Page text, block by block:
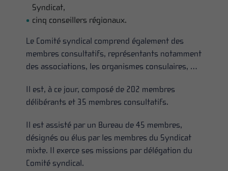
Syndicat,
cinq conseillers régionaux.
Le Comité syndical comprend également des
membres consultatifs, représentants notamment
des associations, les organismes consulaires, …
Il est, à ce jour, composé de 202 membres
délibérants et 35 membres consultatifs.
Il est assisté par un Bureau de 45 membres,
désignés ou élus par les membres du Syndicat
mixte. Il exerce ses missions par délégation du
Comité syndical.